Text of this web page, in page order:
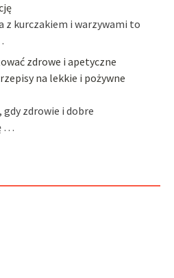
z kurczakiem i warzywami to
zdrowe i apetyczne
na lekkie i pożywne
gdy zdrowie i dobre
…